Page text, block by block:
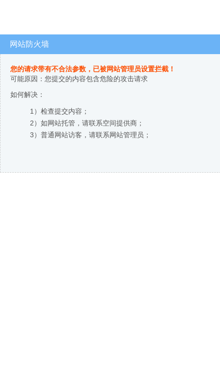
网站防火墙
您的请求带有不合法参数，已被网站管理员设置拦截！
可能原因：您提交的内容包含危险的攻击请求
如何解决：
1）检查提交内容；
2）如网站托管，请联系空间提供商；
3）普通网站访客，请联系网站管理员；